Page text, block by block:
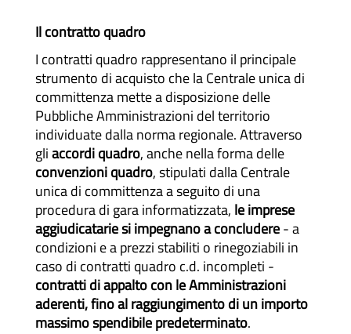
Il contratto quadro
I contratti quadro rappresentano il principale
strumento di acquisto che la Centrale unica di
committenza mette a disposizione delle
Pubbliche Amministrazioni del territorio
individuate dalla norma regionale. Attraverso
gliaccordi quadro, anche nella forma delle
convenzioni quadro, stipulati dalla Centrale
unica di committenza a seguito di una
procedura di gara informatizzata, le imprese
aggiudicatarie si impegnano a concludere- a
condizioni e a prezzi stabiliti o rinegoziabili in
caso di contratti quadro c.d. incompleti -
contratti di appalto con le Amministrazioni
aderenti, fino al raggiungimento di un importo
massimo spendibile predeterminato.